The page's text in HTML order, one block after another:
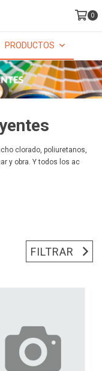
0
PRODUCTOS
clorado, poliuretanos,
y obra. Y todos los ac
FILTRAR